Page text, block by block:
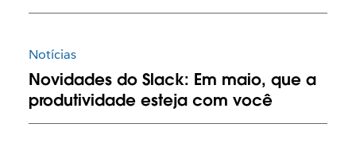
Notícias
Novidades do Slack: Em maio, que a
produtividade esteja com você